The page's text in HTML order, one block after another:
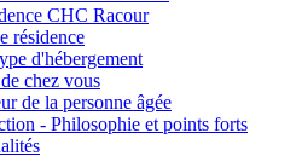
CHC Racour
résidence
d'hébergement
chez vous
de la personne âgée
- Philosophie et points forts